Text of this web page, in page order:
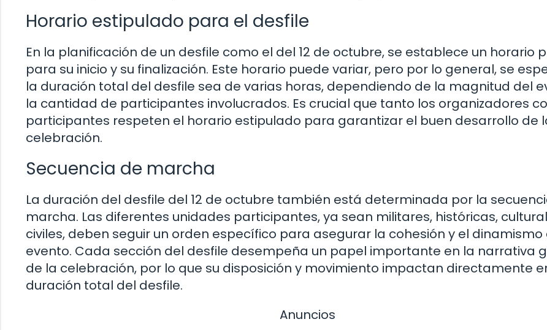
Horario estipulado para el desfile
En la planificación de un desfile como el del 12 de octubre, se establece un horario
para su inicio y su finalización. Este horario puede variar, pero por lo general, se
la duración total del desfile sea de varias horas, dependiendo de la magnitud del
la cantidad de participantes involucrados. Es crucial que tanto los organizadores
participantes respeten el horario estipulado para garantizar el buen desarrollo de
celebración.
Secuencia de marcha
La duración del desfile del 12 de octubre también está determinada por la
marcha. Las diferentes unidades participantes, ya sean militares, históricas,
civiles, deben seguir un orden específico para asegurar la cohesión y el dinamismo
evento. Cada sección del desfile desempeña un papel importante en la narrativa
de la celebración, por lo que su disposición y movimiento impactan directamente
duración total del desfile.
Anuncios